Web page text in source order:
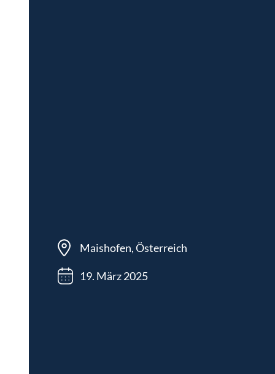
Maishofen, Österreich
19. März 2025